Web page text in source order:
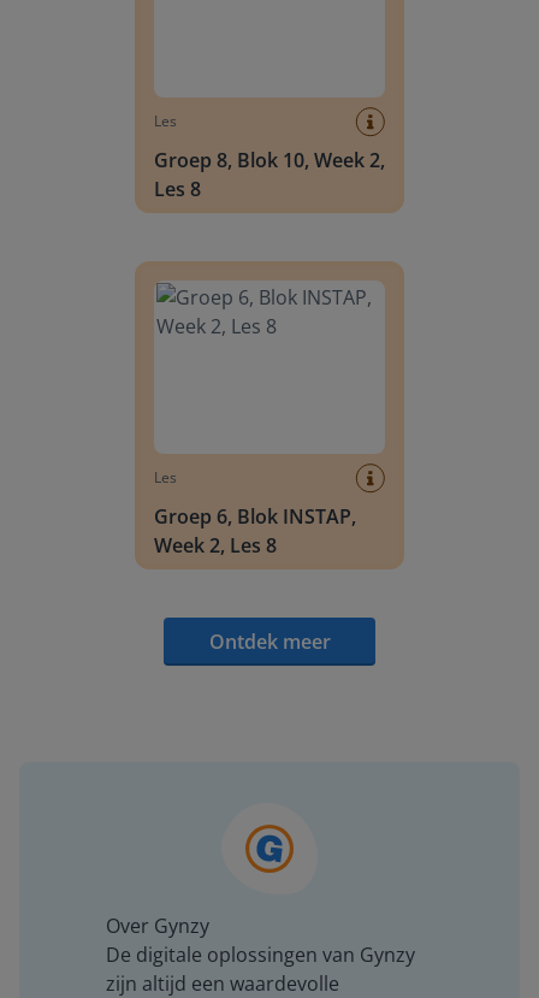
Les
Groep 8, Blok 10, Week 2,
Les 8
Les
Groep 6, Blok INSTAP,
Week 2, Les 8
Ontdek meer
Over Gynzy
De digitale oplossingen van Gynzy
zijn altijd een waardevolle